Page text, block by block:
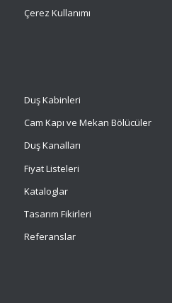
Çerez Kullanımı
Duş Kabinleri
Cam Kapı ve Mekan Bölücüler
Duş Kanalları
Fiyat Listeleri
Kataloglar
Tasarım Fikirleri
Referanslar